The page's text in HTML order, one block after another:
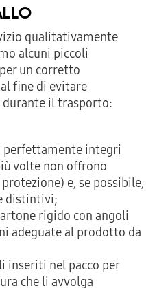
qualitativamente
alcuni piccoli
un corretto
fine di evitare
il trasporto:
integri
volte non offrono
e, se possibile,
distintivi;
rigido con angoli
adeguate al prodotto da
inseriti nel pacco per
che li avvolga